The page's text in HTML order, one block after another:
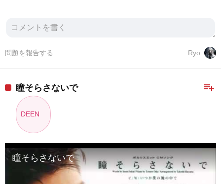
Ryo
問題を報告する
playlist_add
瞳そらさないで
DEEN
瞳そらさないで